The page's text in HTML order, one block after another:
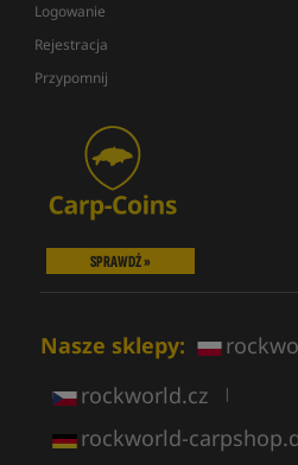
Logowanie
Rejestracja
Przypomnij
SPRAWDŹ »
Nasze sklepy:
rockworld.cz |
rockworld-